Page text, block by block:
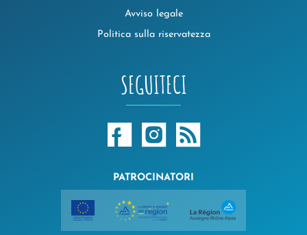
Avviso legale
Politica sulla riservatezza
SEGUITECI
PATROCINATORI